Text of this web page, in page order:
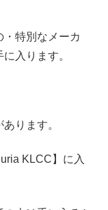
特別なメーカ
入ります。
ります。
KLCC】に入